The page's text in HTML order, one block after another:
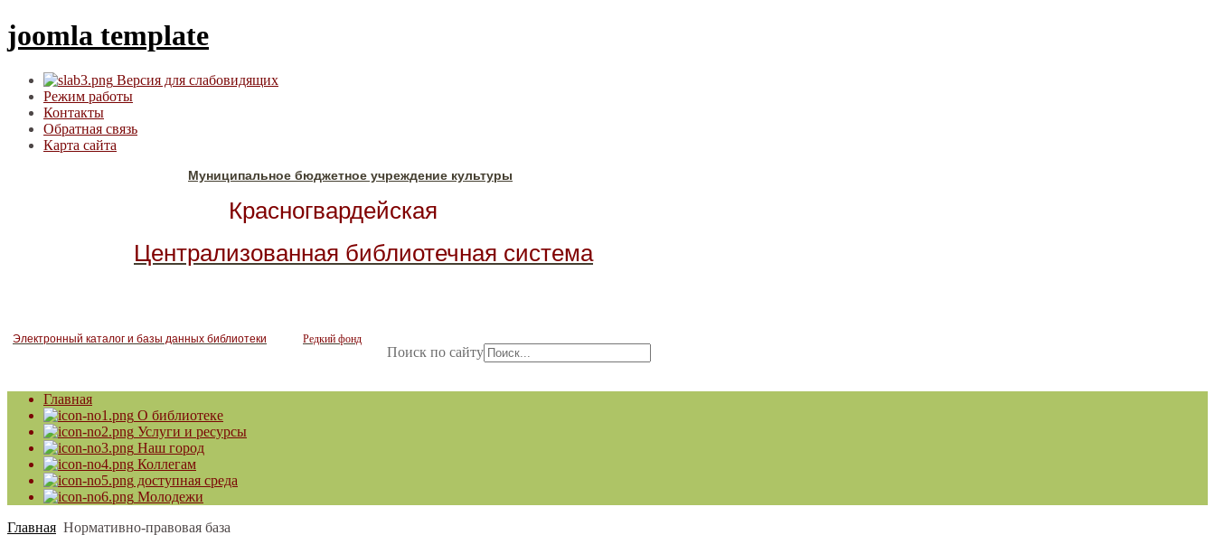
joomla template
Версия для слабовидящих
Режим работы
Контакты
Обратная связь
Карта сайта
Муниципальное бюджетное учреждение культуры
Красногвардейская
Централизованная библиотечная система
Электронный каталог и базы данных библиотеки Редкий фонд
Поиск по сайту
Главная
О библиотеке
Услуги и ресурсы
Наш город
Коллегам
доступная среда
Молодежи
Главная Нормативно-правовая база